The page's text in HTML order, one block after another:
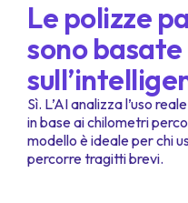
Le polizze
sono basate
Sì. L’AI analizza l’uso
in base ai chilometri
modello è ideale per chi
percorre tragitti brevi.